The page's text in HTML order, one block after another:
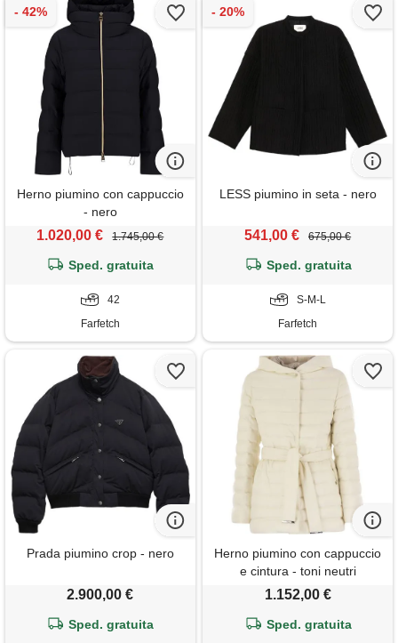
Herno piumino con cappuccio
- nero
1.020,00 € 1.745,00 €
Sped. gratuita
42
Farfetch
LESS piumino in seta - nero
541,00 € 675,00 €
Sped. gratuita
S-M-L
Farfetch
Prada piumino crop - nero
2.900,00 €
Sped. gratuita
Herno piumino con cappuccio
e cintura - toni neutri
1.152,00 €
Sped. gratuita